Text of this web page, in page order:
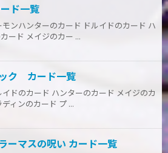
ド一覧
モンハンターのカード ドルイドのカード ハ
ード メイジのカー ...
ク カード一覧
イドのカード ハンターのカード メイジのカ
ィンのカード プ ...
ーマスの呪い カード一覧